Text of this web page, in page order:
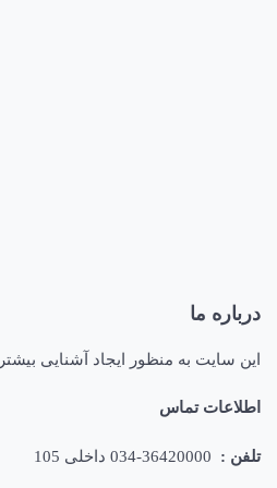
درباره ما
این سایت به منظور ایجاد آشنایی
اطلاعات تماس
تلفن :